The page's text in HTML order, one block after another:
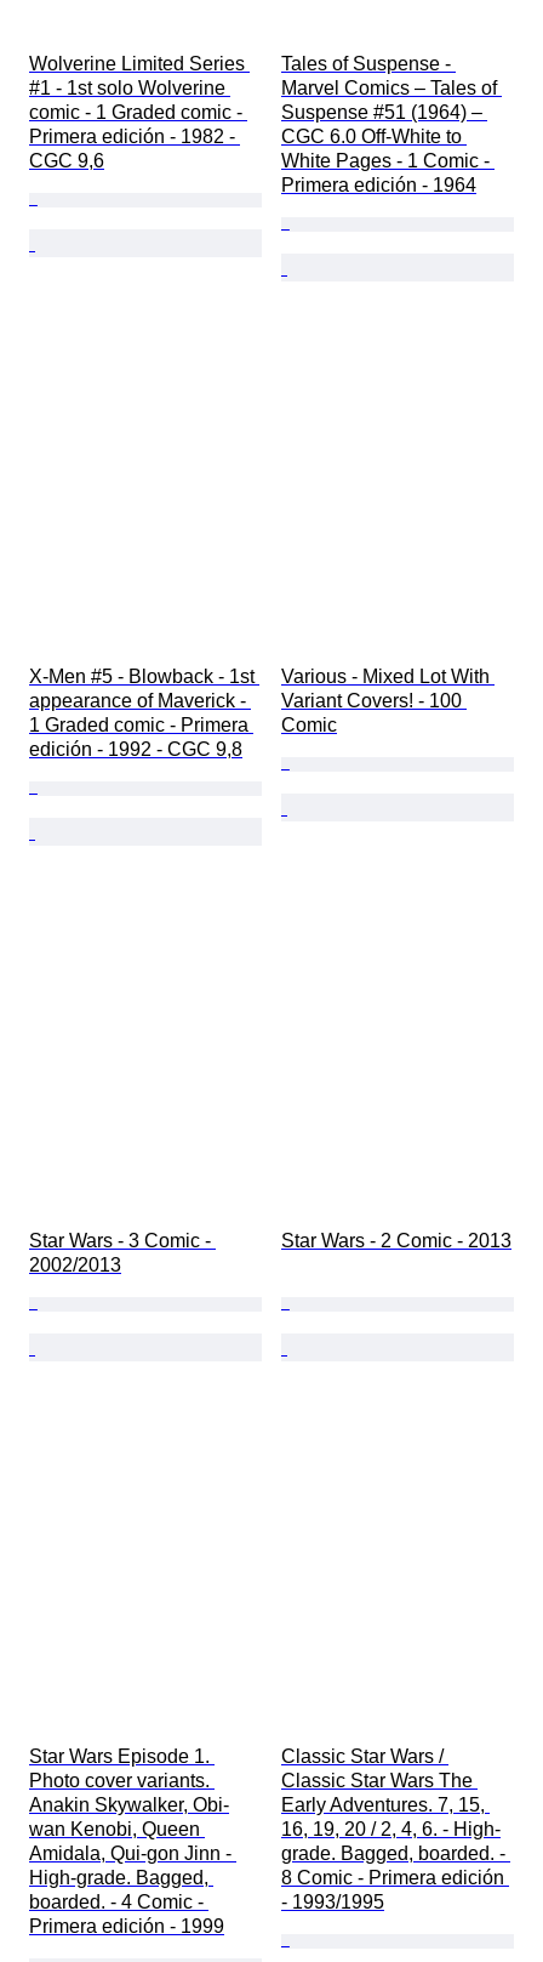
Wolverine Limited Series
#1 - 1st solo Wolverine
comic - 1 Graded comic -
Primera edición - 1982 -
CGC 9,6
Tales of Suspense -
Marvel Comics – Tales of
Suspense #51 (1964) –
CGC 6.0 Off-White to
White Pages - 1 Comic -
Primera edición - 1964
X-Men #5 - Blowback - 1st
appearance of Maverick -
1 Graded comic - Primera
edición - 1992 - CGC 9,8
Various - Mixed Lot With
Variant Covers! - 100
Comic
Star Wars - 3 Comic -
2002/2013
Star Wars - 2 Comic - 2013
Star Wars Episode 1.
Photo cover variants.
Anakin Skywalker, Obi-
wan Kenobi, Queen
Amidala, Qui-gon Jinn -
High-grade. Bagged,
boarded. - 4 Comic -
Primera edición - 1999
Classic Star Wars /
Classic Star Wars The
Early Adventures. 7, 15,
16, 19, 20 / 2, 4, 6. - High-
grade. Bagged, boarded. -
8 Comic - Primera edición
- 1993/1995